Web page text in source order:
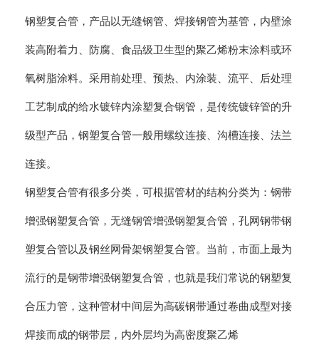
钢塑复合管，产品以无缝钢管、焊接钢管为基管，内壁涂
装高附着力、防腐、食品级卫生型的聚乙烯粉末涂料或环
氧树脂涂料。采用前处理、预热、内涂装、流平、后处理
工艺制成的给水镀锌内涂塑复合钢管，是传统镀锌管的升
级型产品，钢塑复合管一般用螺纹连接、沟槽连接、法兰
连接。
钢塑复合管有很多分类，可根据管材的结构分类为：钢带
增强钢塑复合管，无缝钢管增强钢塑复合管，孔网钢带钢
塑复合管以及钢丝网骨架钢塑复合管。当前，市面上最为
流行的是钢带增强钢塑复合管，也就是我们常说的钢塑复
合压力管，这种管材中间层为高碳钢带通过卷曲成型对接
焊接而成的钢带层，内外层均为高密度聚乙烯